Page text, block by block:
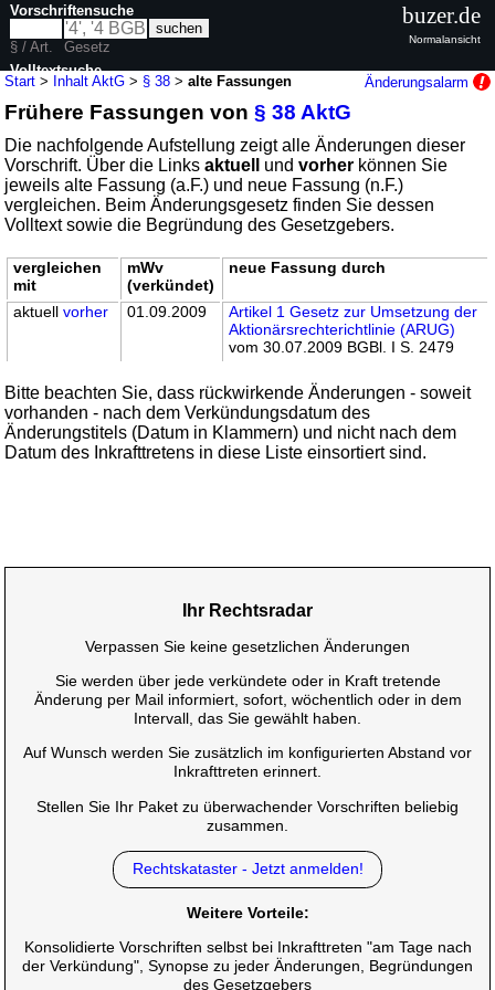
Start > Inhalt AktG > § 38 >alte Fassungen Änderungsalarm
Frühere Fassungen von§ 38 AktG
Die nachfolgende Aufstellung zeigt alle Änderungen dieser
Vorschrift. Über die Linksaktuell undvorher können Sie
jeweils alte Fassung (a.F.) und neue Fassung (n.F.)
vergleichen. Beim Änderungsgesetz finden Sie dessen
Volltext sowie die Begründung des Gesetzgebers.
vergleichen
mit
mWv
(verkündet)
neue Fassung durch
aktuellvorher 01.09.2009
Artikel 1 Gesetz zur Umsetzung der
Aktionärsrechterichtlinie (ARUG)
vom 30.07.2009 BGBl. I S. 2479
Bitte beachten Sie, dass rückwirkende Änderungen - soweit
vorhanden - nach dem Verkündungsdatum des
Änderungstitels (Datum in Klammern) und nicht nach dem
Datum des Inkrafttretens in diese Liste einsortiert sind.
Vorschriftensuche
§ / Art.
Gesetz
Volltextsuche
nur in AktG
buzer.de
Normalansicht
Ihr Rechtsradar
Verpassen Sie keine gesetzlichen Änderungen
Sie werden über jede verkündete oder in Kraft tretende
Änderung per Mail informiert, sofort, wöchentlich oder in dem
Intervall, das Sie gewählt haben.
Auf Wunsch werden Sie zusätzlich im konfigurierten Abstand vor
Inkrafttreten erinnert.
Stellen Sie Ihr Paket zu überwachender Vorschriften beliebig
zusammen.
Rechtskataster - Jetzt anmelden!
Weitere Vorteile:
Konsolidierte Vorschriften selbst bei Inkrafttreten "am Tage nach
der Verkündung", Synopse zu jeder Änderungen, Begründungen
des Gesetzgebers